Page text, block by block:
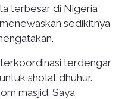
terbesar di Nigeria
sedikitnya
terdengar
sholat dhuhur.
masjid. Saya